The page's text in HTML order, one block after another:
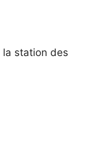
la station des